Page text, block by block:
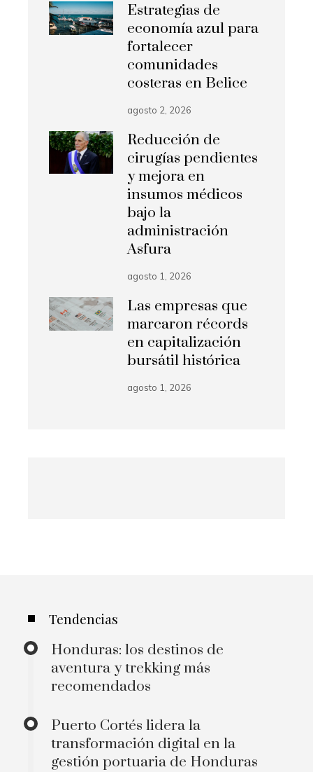
Estrategias de
economía azul para
fortalecer
comunidades
costeras en Belice
agosto 2, 2026
Reducción de
cirugías pendientes
y mejora en
insumos médicos
bajo la
administración
Asfura
agosto 1, 2026
Las empresas que
marcaron récords
en capitalización
bursátil histórica
agosto 1, 2026
Tendencias
Honduras: los destinos de
aventura y trekking más
recomendados
Puerto Cortés lidera la
transformación digital en la
gestión portuaria de Honduras